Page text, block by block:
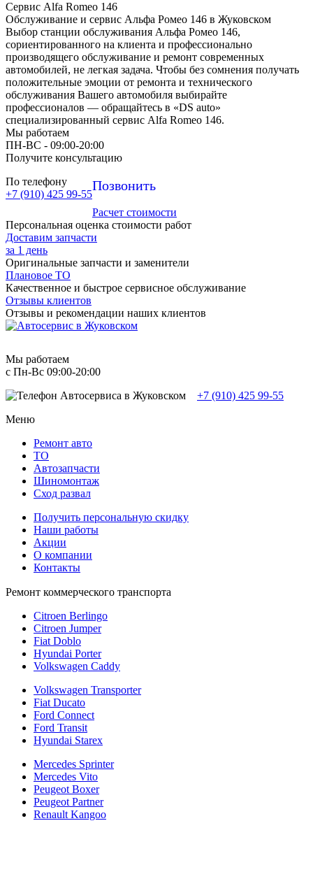
Сервис Alfa Romeo 146
Обслуживание и сервис Альфа Ромео 146 в Жуковском
Выбор станции обслуживания Альфа Ромео 146,
сориентированного на клиента и профессионально
производящего обслуживание и ремонт современных
автомобилей, не легкая задача. Чтобы без сомнения получать
положительные эмоции от ремонта и технического
обслуживания Вашего автомобиля выбирайте
профессионалов — обращайтесь в «DS auto»
специализированный сервис Alfa Romeo 146.
Мы работаем
ПН-ВC - 09:00-20:00
Получите консультацию
По телефону
+7 (910) 425 99-55
Позвонить
Расчет стоимости
Персональная оценка стоимости работ
Доставим запчасти
за 1 день
Оригинальные запчасти и заменители
Плановое ТО
Качественное и быстрое сервисное обслуживание
Отзывы клиентов
Отзывы и рекомендации наших клиентов
Мы работаем
с Пн-Вc 09:00-20:00
+7 (910) 425 99-55
Меню
Ремонт авто
TO
Автозапчасти
Шиномонтаж
Сход развал
Получить персональную скидку
Наши работы
Акции
О компании
Контакты
Ремонт коммерческого транспорта
Citroen Berlingo
Citroen Jumper
Fiat Doblo
Hyundai Porter
Volkswagen Caddy
Volkswagen Transporter
Fiat Ducato
Ford Connect
Ford Transit
Hyundai Starex
Mercedes Sprinter
Mercedes Vito
Peugeot Boxer
Peugeot Partner
Renault Kangoo